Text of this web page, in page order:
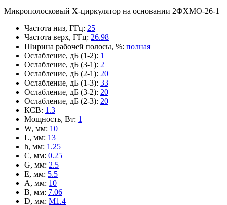
Микрополосковый X-циркулятор на основании 2ФХМО-26-1
Частота низ, ГГц: 25
Частота верх, ГГц: 26.98
Ширина рабочей полосы, %: полная
Ослабление, дБ (1-2): 1
Ослабление, дБ (3-1): 2
Ослабление, дБ (2-1): 20
Ослабление, дБ (1-3): 33
Ослабление, дБ (3-2): 20
Ослабление, дБ (2-3): 20
КСВ: 1.3
Мощность, Вт: 1
W, мм: 10
L, мм: 13
h, мм: 1.25
C, мм: 0.25
G, мм: 2.5
E, мм: 5.5
A, мм: 10
B, мм: 7.06
D, мм: M1.4